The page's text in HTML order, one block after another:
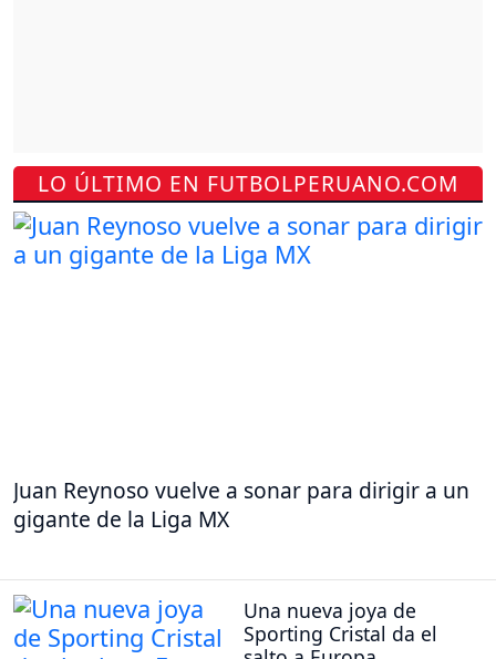
LO ÚLTIMO EN FUTBOLPERUANO.COM
Juan Reynoso vuelve a sonar para dirigir a un
gigante de la Liga MX
Una nueva joya de
Sporting Cristal da el